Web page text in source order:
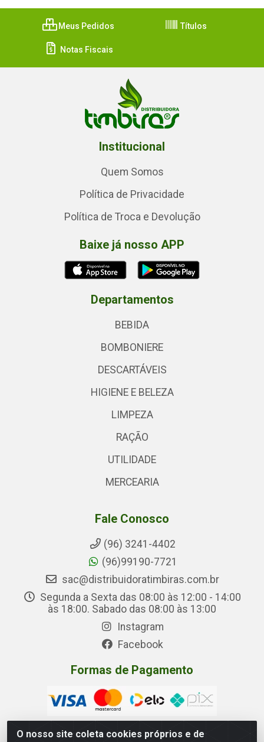
O nosso site coleta cookies próprios e de
Meus Pedidos Títulos
Notas Fiscais
Institucional
Quem Somos
Política de Privacidade
Política de Troca e Devolução
Baixe já nosso APP
Departamentos
BEBIDA
BOMBONIERE
DESCARTÁVEIS
HIGIENE E BELEZA
LIMPEZA
RAÇÃO
UTILIDADE
MERCEARIA
Fale Conosco
(96) 3241-4402
(96)99190-7721
sac@distribuidoratimbiras.com.br
Segunda a Sexta das 08:00 às 12:00 - 14:00
às 18:00. Sabado das 08:00 às 13:00
Instagram
Facebook
Formas de Pagamento